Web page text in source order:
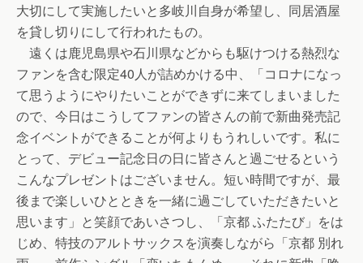
大切にして実施したいと多岐川自身が希望し、同居酒屋
を貸し切りにして行われたもの。
遠くは鹿児島県や石川県などからも駆けつける熱烈な
ファンを含む限定40人が詰めかける中、「コロナになっ
て思うようにやりたいことができずに来てしまいました
ので、今日はこうしてファンの皆さんの前で新曲発売記
念イベントができることが何よりもうれしいです。私に
とって、デビュー記念日の日に皆さんと過ごせるという
こんなプレゼントはございません。短い時間ですが、最
後まで楽しいひとときを一緒に過ごしていただきたいと
思います」と笑顔であいさつし、「京都 ふたたび」をは
じめ、特技のアルトサックスを演奏しながら「京都 別れ